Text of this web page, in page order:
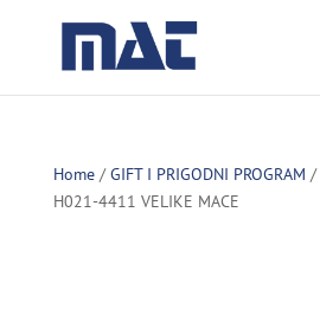
Home/GIFT I PRIGODNI PROGRAM /
H021-4411 VELIKE MACE